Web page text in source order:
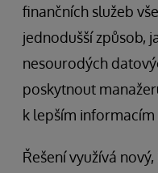
finančních služeb
jednodušší způsob,
nesourodých
poskytnout
k lepším informacím
Řešení využívá